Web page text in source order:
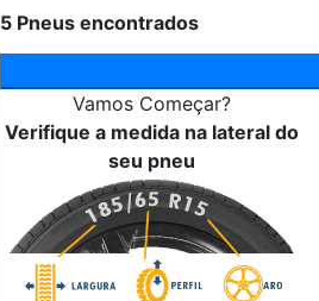
5 Pneus encontrados
Vamos Começar?
Verifique a medida na lateral do
seu pneu